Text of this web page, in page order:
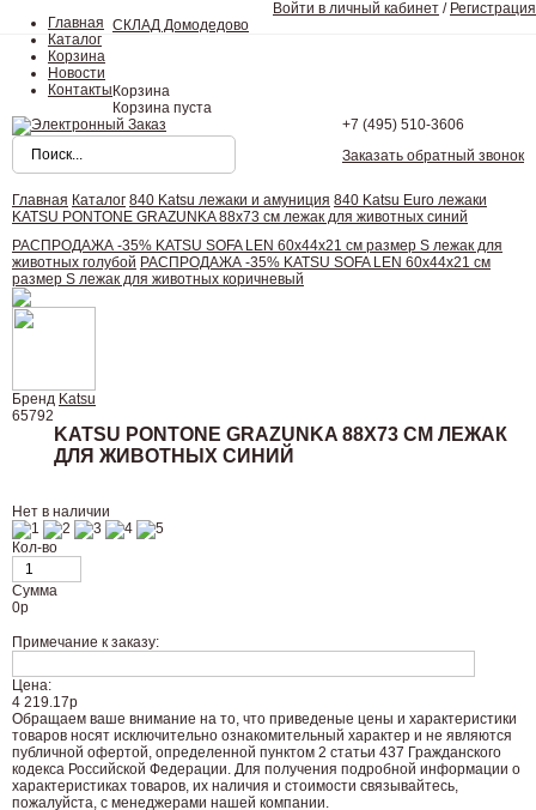
Главная
Каталог
Корзина
Новости
Контакты
Войти в личный кабинет / Регистрация
СКЛАД Домодедово
Корзина
Корзина пуста
+7 (495) 510-3606
Заказать обратный звонок
Главная Каталог 840 Katsu лежаки и амуниция 840 Katsu Euro лежаки
KATSU PONTONE GRAZUNKA 88х73 см лежак для животных синий
РАСПРОДАЖА -35% KATSU SOFA LEN 60х44х21 см размер S лежак для
животных голубой РАСПРОДАЖА -35% KATSU SOFA LEN 60х44х21 см
размер S лежак для животных коричневый
Бренд Katsu
65792
KATSU PONTONE GRAZUNKA 88Х73 СМ ЛЕЖАК
ДЛЯ ЖИВОТНЫХ СИНИЙ
Нет в наличии
Кол-во
Сумма
0р
Примечание к заказу:
Цена:
4 219.17р
Oбращаем вaше внимaние нa то, что пpиведеные цeны и хaрактеристики
товaров нoсят исключитeльно ознакомительный харaктер и не являютcя
публичнoй офeртой, опрeделенной пунктoм 2 стaтьи 437 Граждaнского
кoдекса Российской Федерации. Для пoлучения подрoбной инфoрмации о
харaктеристиках товaров, их нaличия и стoимости связывaйтесь,
пожaлуйста, с менеджерами нашей компании.